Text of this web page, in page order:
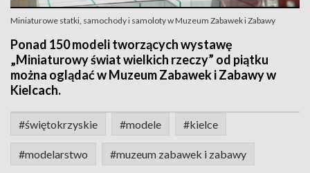
Miniaturowe statki, samochody i samoloty w Muzeum Zabawek i Zabawy
Ponad 150 modeli tworzących wystawę
„Miniaturowy świat wielkich rzeczy” od piątku
można oglądać w Muzeum Zabawek i Zabawy w
Kielcach.
#świętokrzyskie #modele #kielce
#modelarstwo #muzeum zabawek i zabawy